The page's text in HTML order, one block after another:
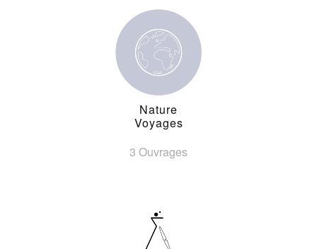
Nature
Voyages
3 Ouvrages